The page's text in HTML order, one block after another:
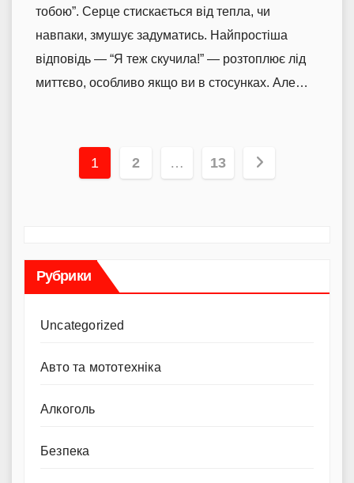
тобою”. Серце стискається від тепла, чи
навпаки, змушує задуматись. Найпростіша
відповідь — “Я теж скучила!” — розтоплює лід
миттєво, особливо якщо ви в стосунках. Але…
Пагінація
1 2 … 13
Рубрики
Uncategorized
Авто та мототехніка
Алкоголь
Безпека